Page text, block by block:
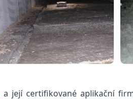
a její certifikované aplikační